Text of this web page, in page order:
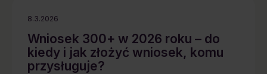
8.3.2026
Wniosek 300+ w 2026 roku – do
kiedy i jak złożyć wniosek, komu
przysługuje?